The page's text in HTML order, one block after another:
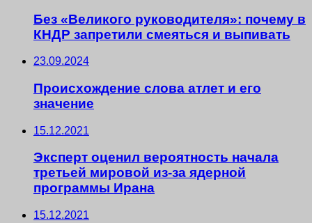
Без «Великого руководителя»: почему в
КНДР запретили смеяться и выпивать
23.09.2024
Происхождение слова атлет и его
значение
15.12.2021
Эксперт оценил вероятность начала
третьей мировой из-за ядерной
программы Ирана
15.12.2021